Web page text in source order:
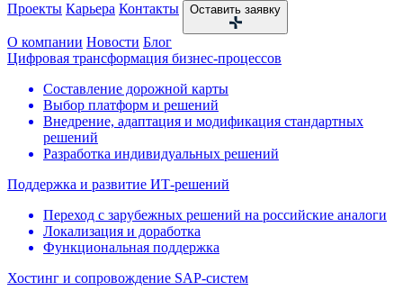
Проекты Карьера Контакты Оставить заявку
О компании Новости Блог
Цифровая трансформация бизнес-процессов
Составление дорожной карты
Выбор платформ и решений
Внедрение, адаптация и модификация стандартных
решений
Разработка индивидуальных решений
Поддержка и развитие ИТ-решений
Переход с зарубежных решений на российские аналоги
Локализация и доработка
Функциональная поддержка
Хостинг и сопровождение SAP-систем